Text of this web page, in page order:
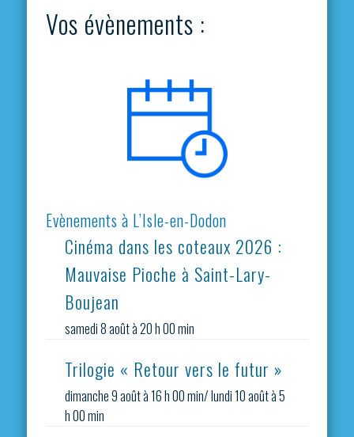
Vos évènements :
Evènements à L’Isle-en-Dodon
Cinéma dans les coteaux 2026 :
Mauvaise Pioche à Saint-Lary-
Boujean
samedi 8 août à 20 h 00 min
Trilogie « Retour vers le futur »
dimanche 9 août à 16 h 00 min/lundi 10 août à 5
h 00 min